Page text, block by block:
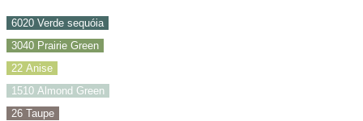
6020 Verde sequóia
3040 Prairie Green
22 Anise
1510 Almond Green
26 Taupe